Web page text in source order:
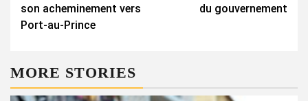
son acheminement vers
Port-au-Prince
du gouvernement
MORE STORIES